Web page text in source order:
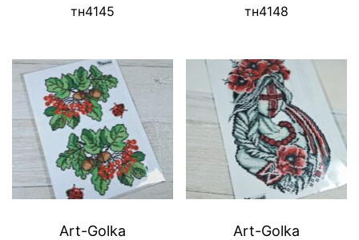
тн4145 тн4148
Art-Golka
Art-Golka